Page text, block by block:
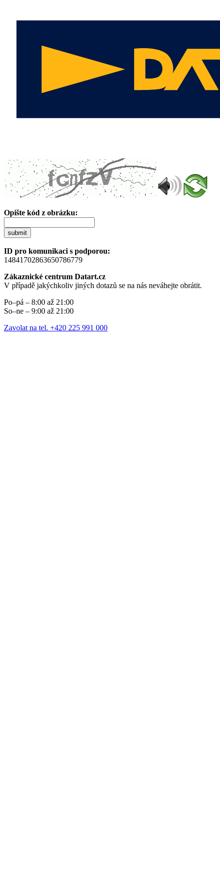
Opište kód z obrázku:
submit
ID pro komunikaci s podporou:
14841702863650786779
Zákaznické centrum Datart.cz
V případě jakýchkoliv jiných dotazů se na nás neváhejte obrátit.
Po–pá – 8:00 až 21:00
So–ne – 9:00 až 21:00
Zavolat na tel. +420 225 991 000